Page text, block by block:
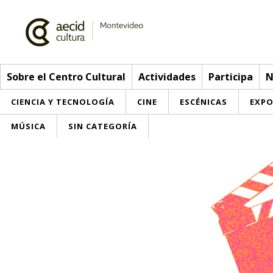
Sobre el Centro Cultural Actividades Participa
CIENCIA Y TECNOLOGÍA CINE ESCÉNICAS
MÚSICA SIN CATEGORÍA